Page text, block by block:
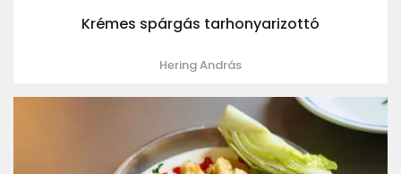
Krémes spárgás tarhonyarizottó
Hering András